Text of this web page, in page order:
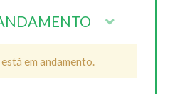
em andamento.